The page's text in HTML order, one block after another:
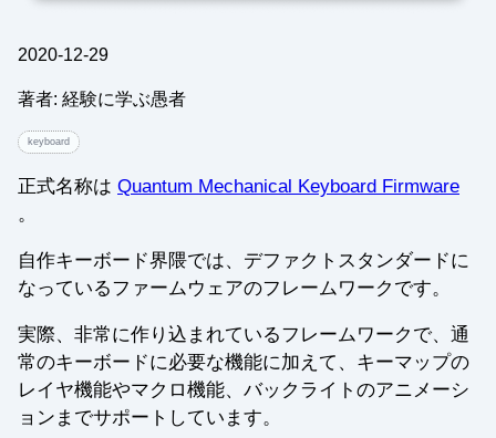
2020-12-29
著者: 経験に学ぶ愚者
keyboard
正式名称は Quantum Mechanical Keyboard Firmware
。
自作キーボード界隈では、デファクトスタンダードに
なっているファームウェアのフレームワークです。
実際、非常に作り込まれているフレームワークで、通
常のキーボードに必要な機能に加えて、キーマップの
レイヤ機能やマクロ機能、バックライトのアニメーシ
ョンまでサポートしています。